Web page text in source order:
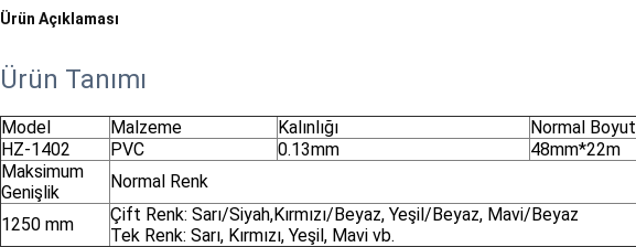
Ürün Açıklaması
Ürün Tanımı
Model Malzeme Kalınlığı
Normal Boyut
HZ-1402
PVC 0.13mm
48mm*22m
Maksimum
Genişlik
Normal Renk
1250 mm
Çift Renk: Sarı/Siyah,Kırmızı/Beyaz, Yeşil/Beyaz, Mavi/Beyaz
Tek Renk: Sarı, Kırmızı, Yeşil, Mavi vb.